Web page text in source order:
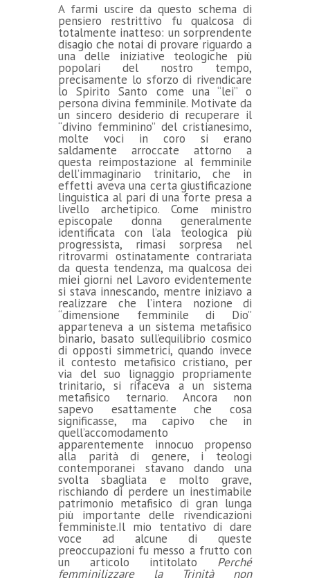
A farmi uscire da questo schema di
pensiero restrittivo fu qualcosa di
totalmente inatteso: un sorprendente
disagio che notai di provare riguardo a
una delle iniziative teologiche più
popolari del nostro tempo,
precisamente lo sforzo di rivendicare
lo Spirito Santo come una “lei” o
persona divina femminile. Motivate da
un sincero desiderio di recuperare il
“divino femminino” del cristianesimo,
molte voci in coro si erano
saldamente arroccate attorno a
questa reimpostazione al femminile
dell’immaginario trinitario, che in
effetti aveva una certa giustificazione
linguistica al pari di una forte presa a
livello archetipico. Come ministro
episcopale donna generalmente
identificata con l’ala teologica più
progressista, rimasi sorpresa nel
ritrovarmi ostinatamente contrariata
da questa tendenza, ma qualcosa dei
miei giorni nel Lavoro evidentemente
si stava innescando, mentre iniziavo a
realizzare che l’intera nozione di
“dimensione femminile di Dio”
apparteneva a un sistema metafisico
binario, basato sull’equilibrio cosmico
di opposti simmetrici, quando invece
il contesto metafisico cristiano, per
via del suo lignaggio propriamente
trinitario, si rifaceva a un sistema
metafisico ternario. Ancora non
sapevo esattamente che cosa
significasse, ma capivo che in
quell’accomodamento
apparentemente innocuo propenso
alla parità di genere, i teologi
contemporanei stavano dando una
svolta sbagliata e molto grave,
rischiando di perdere un inestimabile
patrimonio metafisico di gran lunga
più importante delle rivendicazioni
femministe.Il mio tentativo di dare
voce ad alcune di queste
preoccupazioni fu messo a frutto con
un articolo intitolato Perché
femminilizzare la Trinità non